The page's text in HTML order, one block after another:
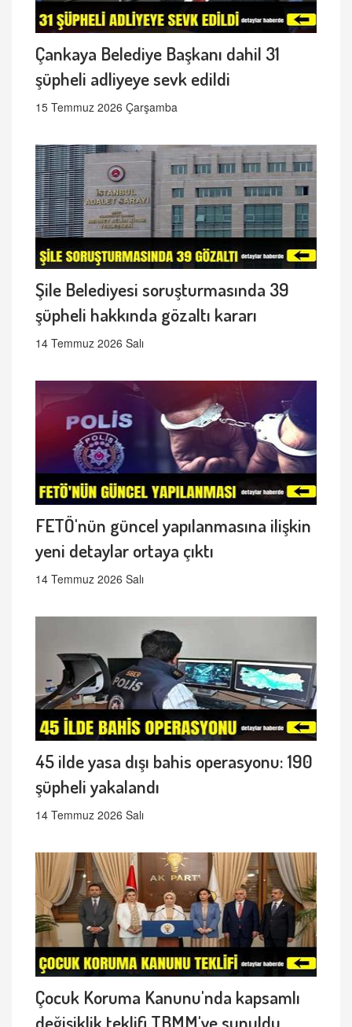
Çankaya Belediye Başkanı dahil 31
şüpheli adliyeye sevk edildi
15 Temmuz 2026 Çarşamba
Şile Belediyesi soruşturmasında 39
şüpheli hakkında gözaltı kararı
14 Temmuz 2026 Salı
FETÖ'nün güncel yapılanmasına ilişkin
yeni detaylar ortaya çıktı
14 Temmuz 2026 Salı
45 ilde yasa dışı bahis operasyonu: 190
şüpheli yakalandı
14 Temmuz 2026 Salı
Çocuk Koruma Kanunu'nda kapsamlı
değişiklik teklifi TBMM'ye sunuldu